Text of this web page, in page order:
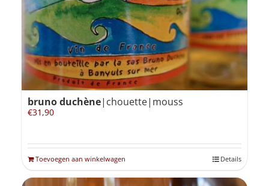
bruno duchène|chouette|mouss
€31,90
Toevoegen aan winkelwagen Details